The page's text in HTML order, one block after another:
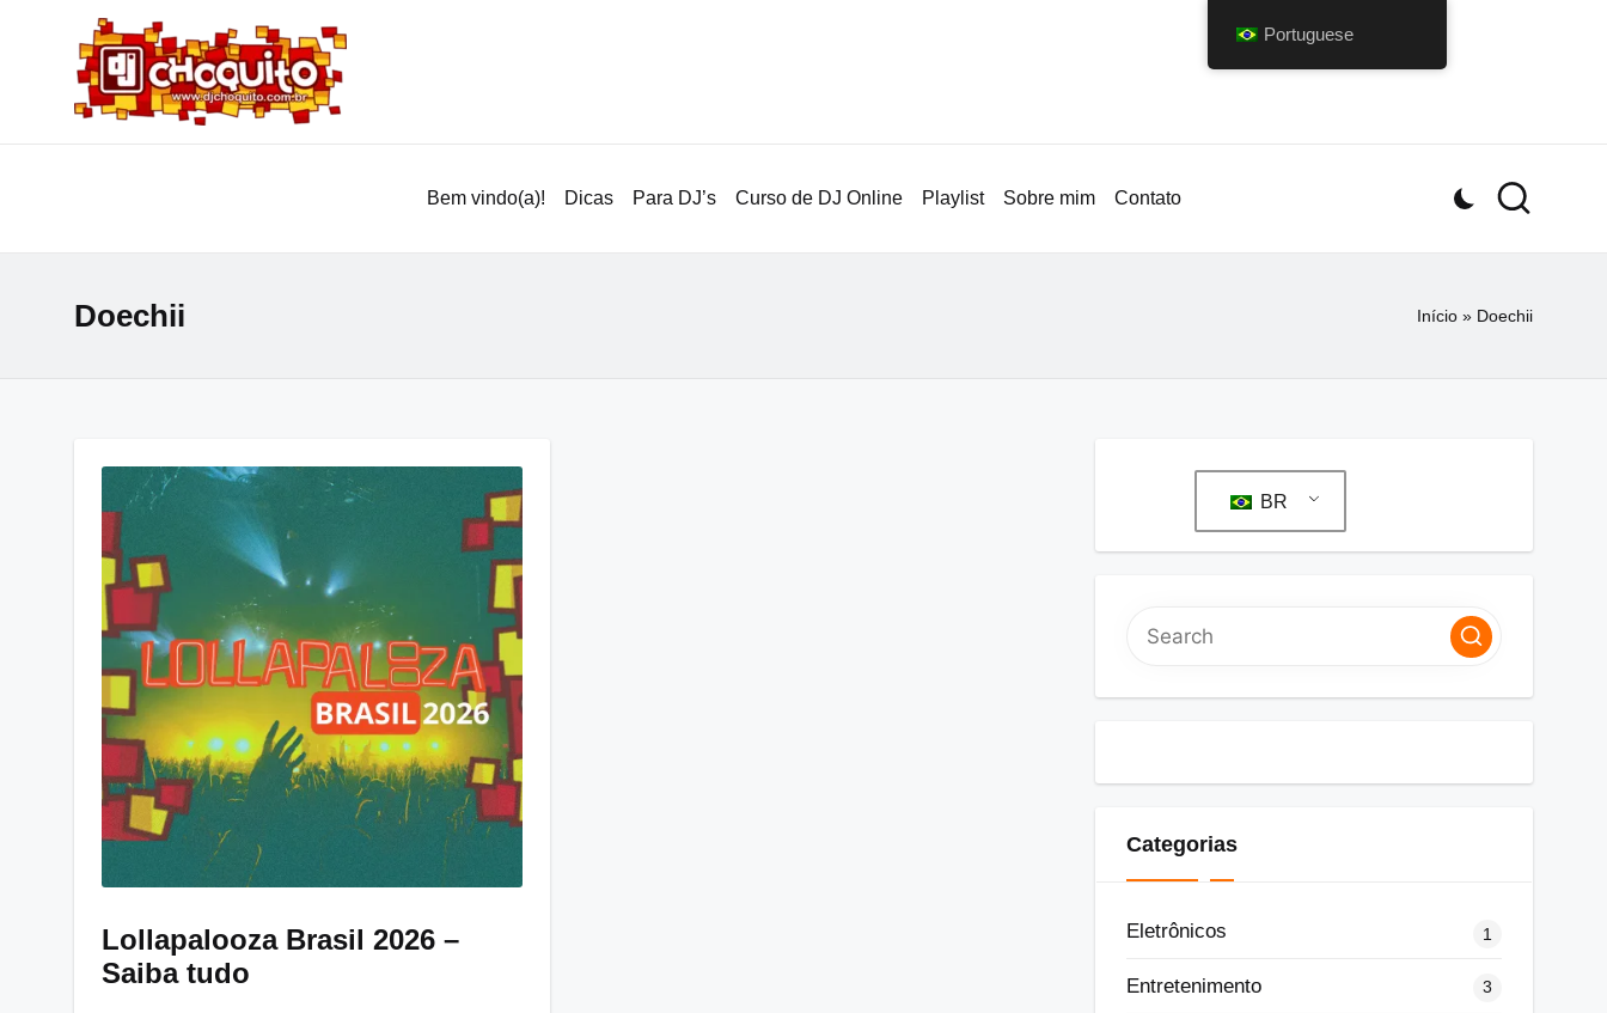
Bem vindo(a)! Dicas Para DJ’s Curso de DJ Online Playlist Sobre mim Contato
Doechii Início » Doechii
Lollapalooza Brasil 2026 –
Saiba tudo
BR
Categorias
Eletrônicos 1
Entretenimento 3
Portuguese